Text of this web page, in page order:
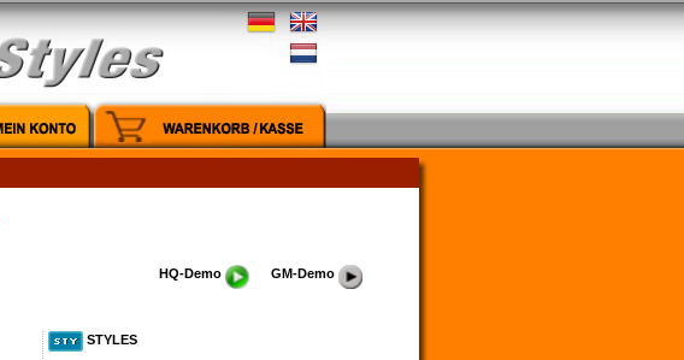
HQ-Demo GM-Demo
STYLES